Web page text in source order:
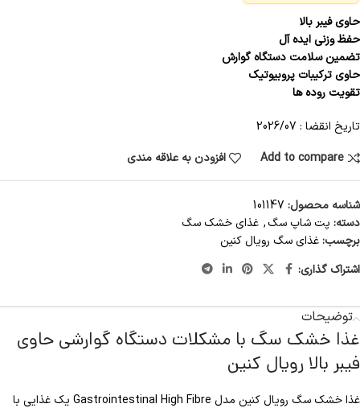
حاوی فیبر بالا
حفظ وزنی ایده آل
تضمین سلامت دستگاه گوارش
حاوی ترکیبات پروبیوتیک
تقویت روده ها
تاریخ انقضا : 2026/07
Add to compare
افزودن به علاقه مندی
شناسه محصول: 101147
دسته: پت شاپ سگ, غذای خشک سگ
برچسب:غذای سگ رویال کنین
اشتراک گذاری:
توضیحات
غذا خشک سگ با مشکلات دستگاه گوارشی حاوی
فیبر بالا رویال کنین
غذا خشک سگ رویال کنین مدل Gastrointestinal High Fibre یک غذایی با